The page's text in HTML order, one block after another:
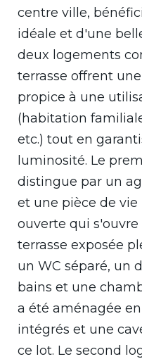
centre ville,
idéale et d'une
deux logements
terrasse offrent
propice à une
(habitation
etc.) tout en
luminosité. Le
distingue par un
et une pièce de
ouverte qui
terrasse exposée
un WC séparé, un
bains et une
a été aménagée
intégrés et une
ce lot. Le second